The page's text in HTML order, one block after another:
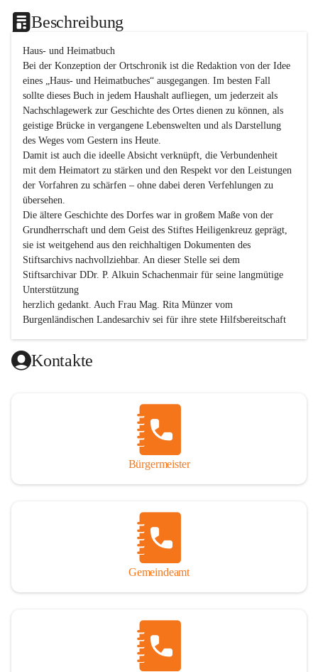
Beschreibung
Haus- und Heimatbuch
Bei der Konzeption der Ortschronik ist die Redaktion von der Idee
eines „Haus- und Heimatbuches“ ausgegangen. Im besten Fall
sollte dieses Buch in jedem Haushalt aufliegen, um jederzeit als
Nachschlagewerk zur Geschichte des Ortes dienen zu können, als
geistige Brücke in vergangene Lebenswelten und als Darstellung
des Weges vom Gestern ins Heute.
Damit ist auch die ideelle Absicht verknüpft, die Verbundenheit
mit dem Heimatort zu stärken und den Respekt vor den Leistungen
der Vorfahren zu schärfen – ohne dabei deren Verfehlungen zu
übersehen.
Die ältere Geschichte des Dorfes war in großem Maße von der
Grundherrschaft und dem Geist des Stiftes Heiligenkreuz geprägt,
sie ist weitgehend aus den reichhaltigen Dokumenten des
Stiftsarchivs nachvollziehbar. An dieser Stelle sei dem
Stiftsarchivar DDr. P. Alkuin Schachenmair für seine langmütige
Unterstützung
herzlich gedankt. Auch Frau Mag. Rita Münzer vom
Burgenländischen Landesarchiv sei für ihre stete Hilfsbereitschaft
Dank gilt den Textautoren dieser Chronik, dem kleinen
Redaktionsteam, für die gute Zusammenarbeit.
gedankt werden, die durch ihre Erinnerungen, Informationen und
durch das Überlassen von Fotos und Dokumenten zum Gesamtbild
dieses Buches wesentlich beigetragen haben.
Der Zeitdruck war enorm, um das Werk auch zeitgerecht für das
Jubiläumsjahr abschließen zu können. Daher mag um Nachsicht
Ausführlichkeit behandelt erscheinen, oder auch der eine oder
andere Fehler unterlief. Die Autoren haben nach ihren
individuellen Möglichkeiten mit bestem Wissen und Gewissen
Andreas Rohatsch wurde auf das System der Fußnoten verzichtet.
Wo eine genaue Quellenangabe sinnvoll und notwendig erschien,
sind die entsprechenden Quellenhinweise in den fließenden Text
eingearbeitet. Der leichteren Lesbarkeit halber ist auch von einer
Kontakte
Bürgermeister
Gemeindeamt